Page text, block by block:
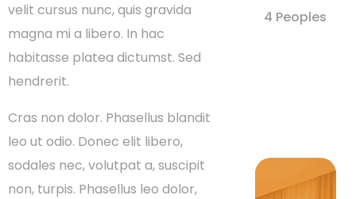
velit cursus nunc, quis gravida
magna mi a libero. In hac
habitasse platea dictumst. Sed
hendrerit.
Cras non dolor. Phasellus blandit
leo ut odio. Donec elit libero,
sodales nec, volutpat a, suscipit
non, turpis. Phasellus leo dolor,
4 Peoples